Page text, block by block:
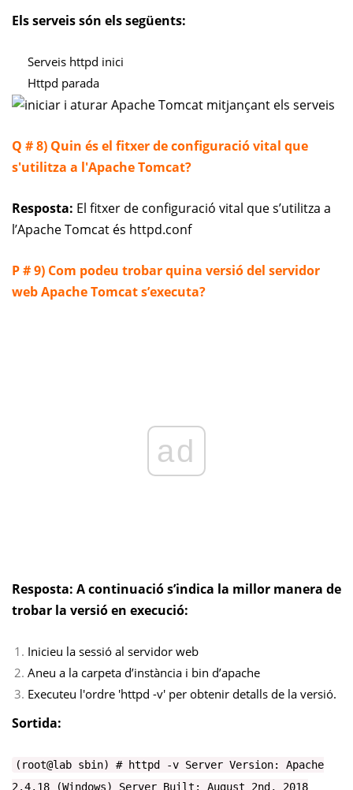
Els serveis són els següents:
Serveis httpd inici
Httpd parada
Q # 8) Quin és el fitxer de configuració vital que
s'utilitza a l'Apache Tomcat?
Resposta: El fitxer de configuració vital que s’utilitza a
l’Apache Tomcat és httpd.conf
P # 9) Com podeu trobar quina versió del servidor
web Apache Tomcat s’executa?
ad
Resposta: A continuació s’indica la millor manera de
trobar la versió en execució:
Inicieu la sessió al servidor web
Aneu a la carpeta d’instància i bin d’apache
Executeu l'ordre 'httpd -v' per obtenir detalls de la versió.
Sortida:
(root@lab sbin) # httpd -v Server Version: Apache
2.4.18 (Windows) Server Built: August 2nd, 2018